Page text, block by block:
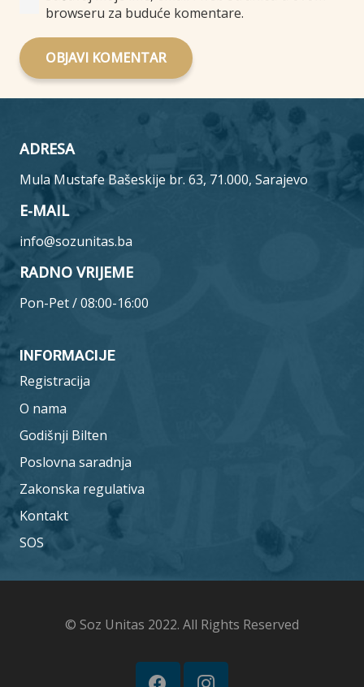
browseru za buduće komentare.
OBJAVI KOMENTAR
ADRESA
Mula Mustafe Bašeskije br. 63, 71.000, Sarajevo
E-MAIL
info@sozunitas.ba
RADNO VRIJEME
Pon-Pet / 08:00-16:00
INFORMACIJE
Registracija
O nama
Godišnji Bilten
Poslovna saradnja
Zakonska regulativa
Kontakt
SOS
© Soz Unitas 2022. All Rights Reserved